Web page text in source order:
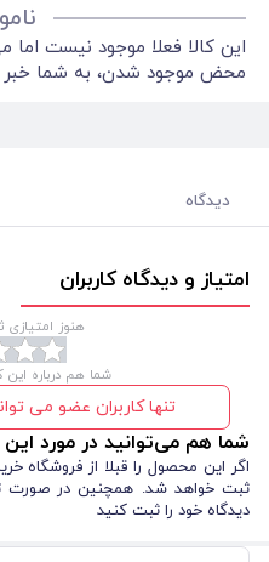
این کالا فعلا موجود نیست اما
محض موجود شدن، به شما
دیدگاه
امتیاز و دیدگاه کاربران
هنوز
شما هم درباره این
تنها کاربران عضو می
شما هم می‌توانید در مورد این
اگر این محصول را قبلا از فروشگاه
ثبت خواهد شد. همچنین در صورت
دیدگاه خود را ثبت کنید